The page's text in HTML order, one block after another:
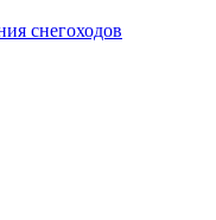
снегоходов